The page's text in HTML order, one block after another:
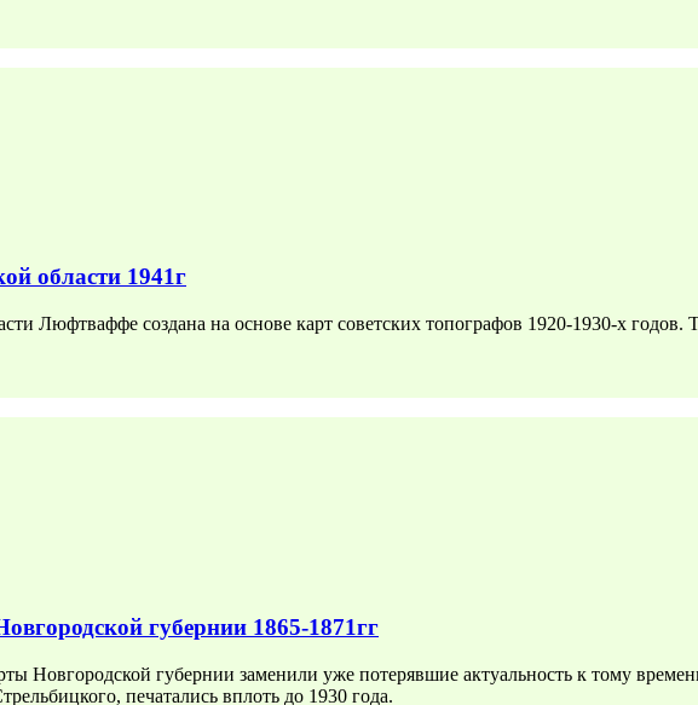
области 1941г
Люфтваффе создана на основе карт советских топографов 1920-1930-х
губернии 1865-1871гг
Новгородской губернии заменили уже потерявшие актуальность к тому
печатались вплоть до 1930 года.